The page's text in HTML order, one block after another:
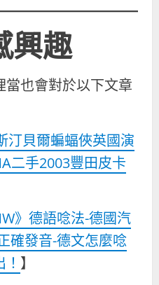
興趣
也會對於以下文章
汀貝爾蝙蝠俠英國演
二手2003豐田皮卡
》德語唸法-德國汽
確發音-德文怎麼唸
】